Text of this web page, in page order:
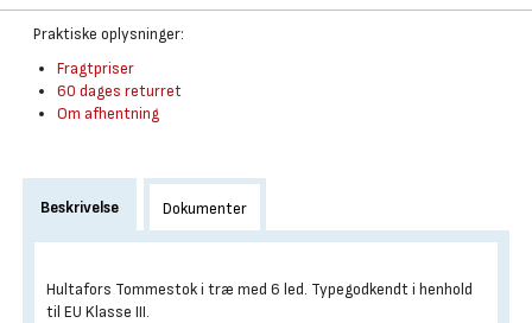
Praktiske oplysninger:
Fragtpriser
60 dages returret
Om afhentning
Beskrivelse Dokumenter
Hultafors Tommestok i træ med 6 led. Typegodkendt i henhold
til EU Klasse III.